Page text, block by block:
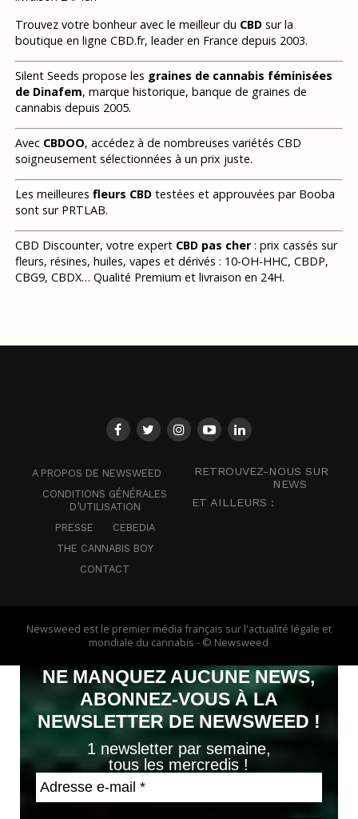
Trouvez votre bonheur avec le meilleur du CBDsur la
boutique en ligne CBD.fr, leader en France depuis 2003.
Silent Seeds propose les graines de cannabis féminisées
de Dinafem, marque historique, banque de graines de
cannabis depuis 2005.
Avec CBDOO, accédez à de nombreuses variétés CBD
soigneusement sélectionnées à un prix juste.
Les meilleures fleurs CBDtestées et approuvées par Booba
sont sur PRTLAB.
CBD Discounter, votre expert CBD pas cher: prix cassés sur
fleurs, résines, huiles, vapes et dérivés : 10-OH-HHC, CBDP,
CBG9, CBDX… Qualité Premium et livraison en 24H.
A PROPOS DE NEWSWEED
CONDITIONS GÉNÉRALES
D’UTILISATION
PRESSE
CEBEDIA
THE CANNABIS BOY
CONTACT
RETROUVEZ-NOUS SUR
NEWS
ET AILLEURS :
Newsweed est le premier média français sur l'actualité légale et
mondiale du cannabis - © Newsweed
NE MANQUEZ AUCUNE NEWS,
ABONNEZ-VOUS À LA
NEWSLETTER DE NEWSWEED !
1 newsletter par semaine,
tous les mercredis !